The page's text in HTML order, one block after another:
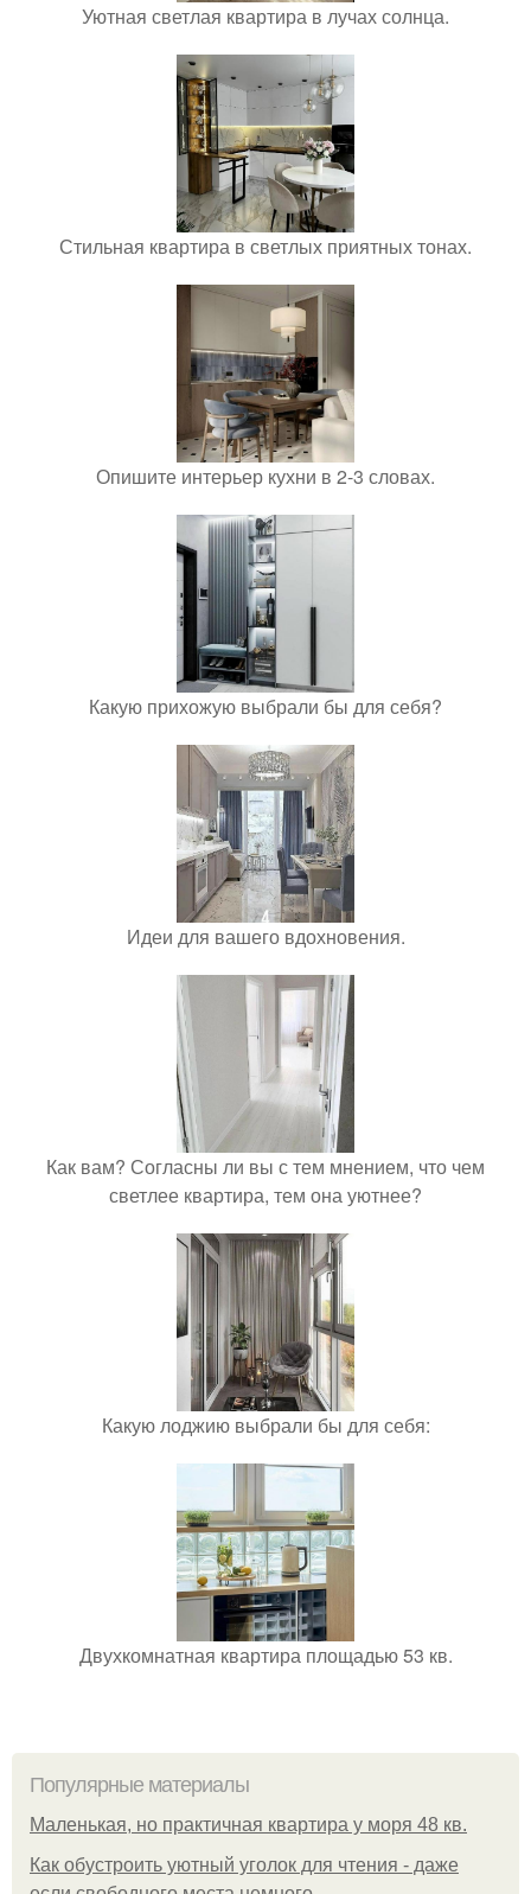
Уютная светлая квартира в лучах солнца.
Стильная квартира в светлых приятных тонах.
Опишите интерьер кухни в 2-3 словах.
Какую прихожую выбрали бы для себя?
Идеи для вашего вдохновения.
Как вам? Согласны ли вы с тем мнением, что чем
светлее квартира, тем она уютнее?
Какую лоджию выбрали бы для себя:
Двухкомнатная квартира площадью 53 кв.
Популярные материалы
Маленькая, но практичная квартира у моря 48 кв.
Как обустроить уютный уголок для чтения - даже